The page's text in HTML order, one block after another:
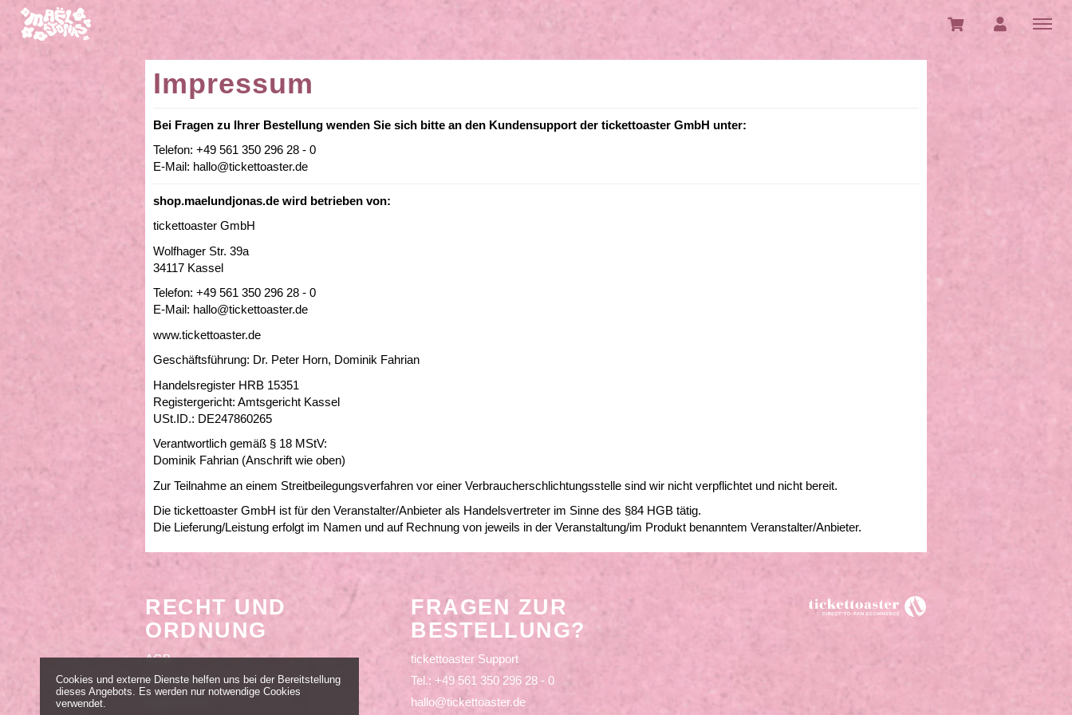
Impressum
Bei Fragen zu Ihrer Bestellung wenden Sie sich bitte an den Kundensupport der tickettoaster GmbH unter:
Telefon: +49 561 350 296 28 - 0
E-Mail: hallo@tickettoaster.de
shop.maelundjonas.de wird betrieben von:
tickettoaster GmbH
Wolfhager Str. 39a
34117 Kassel
Telefon: +49 561 350 296 28 - 0
E-Mail: hallo@tickettoaster.de
www.tickettoaster.de
Geschäftsführung: Dr. Peter Horn, Dominik Fahrian
Handelsregister HRB 15351
Registergericht: Amtsgericht Kassel
USt.ID.: DE247860265
Verantwortlich gemäß § 18 MStV:
Dominik Fahrian (Anschrift wie oben)
Zur Teilnahme an einem Streitbeilegungsverfahren vor einer Verbraucherschlichtungsstelle sind wir nicht verpflichtet und nicht bereit.
Die tickettoaster GmbH ist für den Veranstalter/Anbieter als Handelsvertreter im Sinne des §84 HGB tätig.
Die Lieferung/Leistung erfolgt im Namen und auf Rechnung von jeweils in der Veranstaltung/im Produkt benanntem Veranstalter/Anbieter.
RECHT UND
ORDNUNG
AGB
Impressum
FRAGEN ZUR
BESTELLUNG?
tickettoaster Support
Tel.: +49 561 350 296 28 - 0
hallo@tickettoaster.de
Cookies und externe Dienste helfen uns bei der Bereitstellung
dieses Angebots. Es werden nur notwendige Cookies
verwendet.